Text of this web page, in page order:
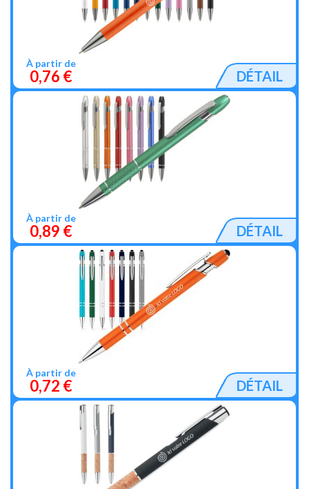
À partir de
0,76 € DÉTAIL
À partir de
0,89 € DÉTAIL
À partir de
0,72 € DÉTAIL